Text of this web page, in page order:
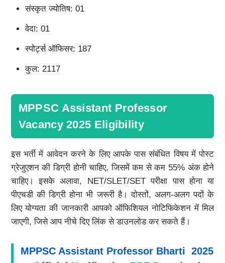
संस्कृत ज्योतिष: 01
वेदा: 01
स्पोर्ट्स ऑफिसर: 187
कुल: 2117
MPPSC Assistant Professor
Vacancy 2025 Eligibility
इस भर्ती में आवेदन करने के लिए आपके पास संबंधित विषय में पोस्ट
ग्रेजुएशन की डिग्री होनी चाहिए, जिसमें कम से कम 55% अंक होने
चाहिए। इसके अलावा, NET/SLET/SET परीक्षा पास होना या
पीएचडी की डिग्री होना भी जरूरी है। दोस्तों, अलग-अलग पदों के
लिए योग्यता की जानकारी आपको ऑफिशियल नोटिफिकेशन में मिल
जाएगी, जिसे आप नीचे दिए लिंक से डाउनलोड कर सकते हैं।
MPPSC Assistant Professor Bharti 2025